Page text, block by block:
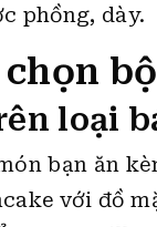
phồng, dày.
chọn
loại
bạn ăn
với đồ